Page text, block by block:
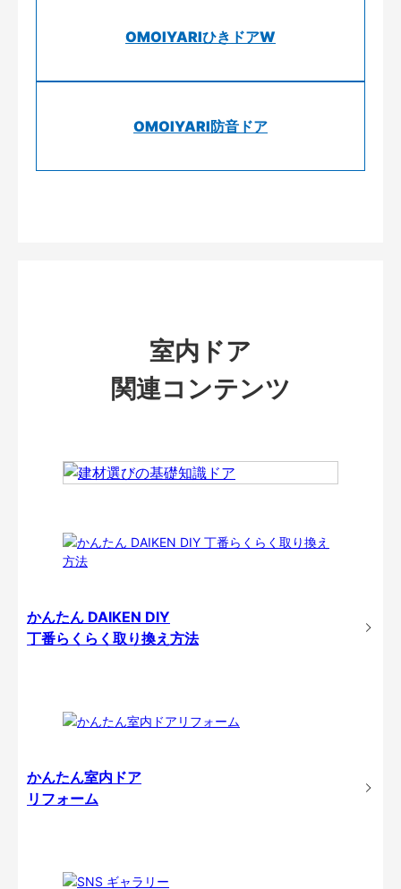
OMOIYARIひきドアW
OMOIYARI防音ドア
室内ドア
関連コンテンツ
かんたん DAIKEN DIY
丁番らくらく取り換え方法
かんたん室内ドア
リフォーム